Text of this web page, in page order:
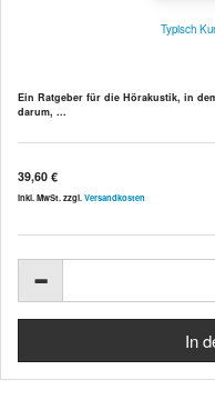
Typisch
Ein Ratgeber für die Hörakustik, in
darum, ...
39,60 €
inkl. MwSt. zzgl. Versandkosten